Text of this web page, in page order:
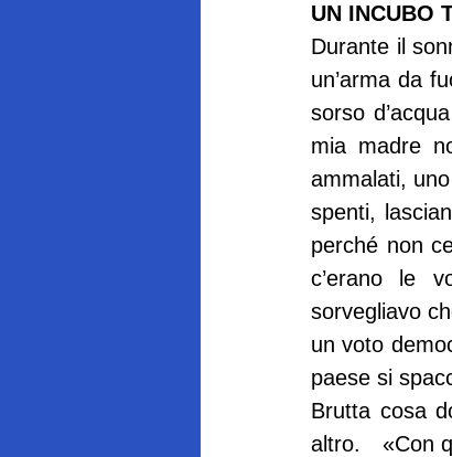
UN INCUBO
Durante il
un’arma da
sorso
mia madre
ammalati,
spenti,
perché non
c’erano le
sorvegliavo
un voto
paese si
Brutta cosa
altro.   «Con